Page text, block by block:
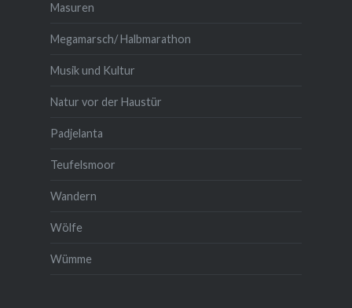
Masuren
Megamarsch/ Halbmarathon
Musik und Kultur
Natur vor der Haustür
Padjelanta
Teufelsmoor
Wandern
Wölfe
Wümme